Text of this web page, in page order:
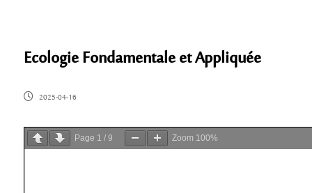
Ecologie Fondamentale et Appliquée
2025-04-16
Page 1 / 9 Zoom 100%